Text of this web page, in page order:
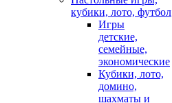
кубики, лото, футбол
Игры
детские,
семейные,
экономические
Кубики, лото,
домино,
шахматы и